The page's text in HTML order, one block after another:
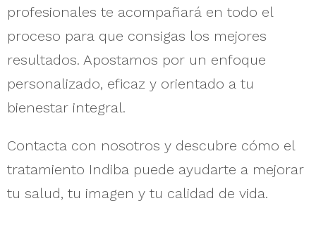
profesionales te acompañará en todo el
proceso para que consigas los mejores
resultados. Apostamos por un enfoque
personalizado, eficaz y orientado a tu
bienestar integral.
Contacta con nosotros y descubre cómo el
tratamiento Indiba puede ayudarte a mejorar
tu salud, tu imagen y tu calidad de vida.